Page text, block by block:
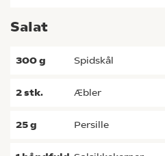
Salat
300g spidskål
2stk. æbler
25g persille